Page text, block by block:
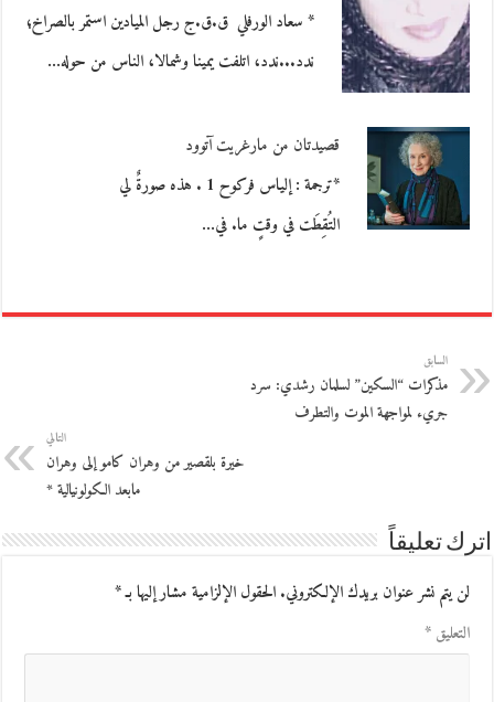
* سعاد الورفلي ق.ق.ج رجل الميادين استمر بالصراخ؛
ندد...ندد، اتلفت يمينا وشمالا، الناس من حوله…
قصيدتان من مارغريت آتوود
*ترجمة : إلياس فركوح 1 . هذه صورةٌ لي
التُقِطَت في وقتٍ ما. في…
السابق
مذكرات “السكين” لسلمان رشدي: سرد
جريء لمواجهة الموت والتطرف
التالي
خيرة بلقصير من وهران كامو إلى وهران
مابعد الكولونيالية *
اترك تعليقاً
لن يتم نشر عنوان بريدك الإلكتروني.الحقول الإلزامية مشار إليها بـ*
التعليق*